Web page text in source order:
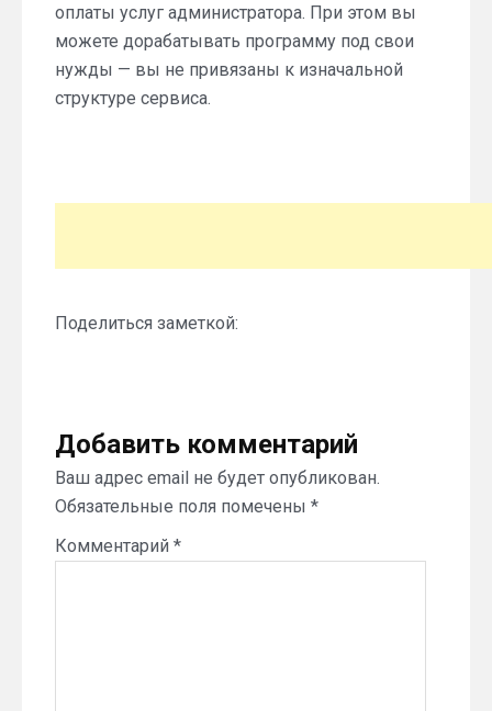
оплаты услуг администратора. При этом вы
можете дорабатывать программу под свои
нужды — вы не привязаны к изначальной
структуре сервиса.
Поделиться заметкой:
Добавить комментарий
Ваш адрес email не будет опубликован.
Обязательные поля помечены *
Комментарий *